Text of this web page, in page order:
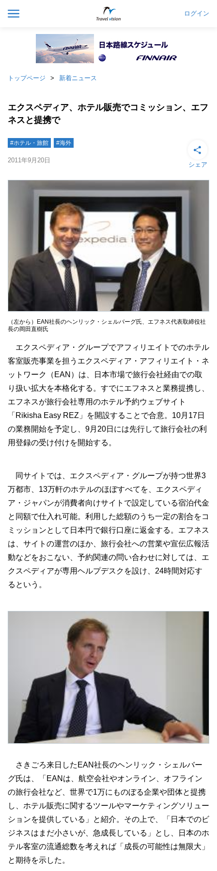
ログイン
トップページ 新着ニュース
エクスペディア、ホテル販売でコミッション、エフ
ネスと提携で
#ホテル・旅館 #海外
2011年9月20日
シェア
（左から）EAN社長のヘンリック・シェルバーグ氏、エフネス代表取締役社
長の岡田直樹氏
エクスペディア・グループでアフィリエイトでのホテル
客室販売事業を担うエクスペディア・アフィリエイト・ネ
ットワーク（EAN）は、日本市場で旅行会社経由での取
り扱い拡大を本格化する。すでにエフネスと業務提携し、
エフネスが旅行会社専用のホテル予約ウェブサイト
「Rikisha Easy REZ」を開設することで合意。10月17日
の業務開始を予定し、9月20日には先行して旅行会社の利
用登録の受け付けを開始する。
同サイトでは、エクスペディア・グループが持つ世界3
万都市、13万軒のホテルのほぼすべてを、エクスペディ
ア・ジャパンが消費者向けサイトで設定している宿泊代金
と同額で仕入れ可能。利用した総額のうち一定の割合をコ
ミッションとして日本円で銀行口座に返金する。エフネス
は、サイトの運営のほか、旅行会社への営業や宣伝広報活
動などをおこない、予約関連の問い合わせに対しては、エ
クスペディアが専用ヘルプデスクを設け、24時間対応す
るという。
さきごろ来日したEAN社長のヘンリック・シェルバー
グ氏は、「EANは、航空会社やオンライン、オフライン
の旅行会社など、世界で1万にものぼる企業や団体と提携
し、ホテル販売に関するツールやマーケティングソリュー
ションを提供している」と紹介。その上で、「日本でのビ
ジネスはまだ小さいが、急成長している」とし、日本のホ
テル客室の流通総数を考えれば「成長の可能性は無限大」
と期待を示した。